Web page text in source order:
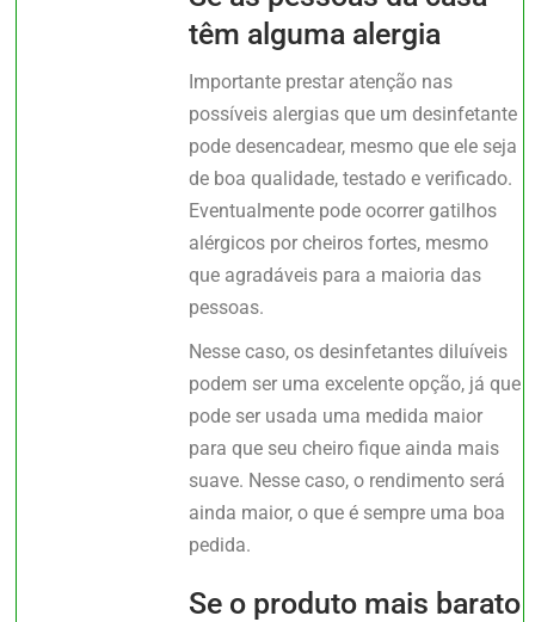
têm alguma alergia
Importante prestar atenção nas
possíveis alergias que um desinfetante
pode desencadear, mesmo que ele seja
de boa qualidade, testado e verificado.
Eventualmente pode ocorrer gatilhos
alérgicos por cheiros fortes, mesmo
que agradáveis para a maioria das
pessoas.
Nesse caso, os desinfetantes diluíveis
podem ser uma excelente opção, já que
pode ser usada uma medida maior
para que seu cheiro fique ainda mais
suave. Nesse caso, o rendimento será
ainda maior, o que é sempre uma boa
pedida.
Se o produto mais barato